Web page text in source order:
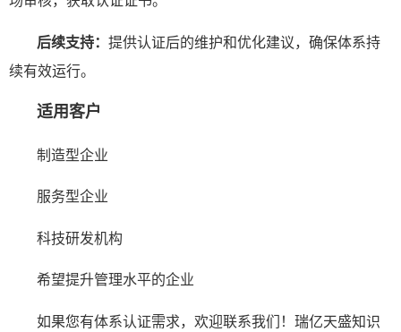
后续支持： 提供认证后的维护和优化建议，确保体系持
续有效运行。
适用客户
制造型企业
服务型企业
科技研发机构
希望提升管理水平的企业
如果您有体系认证需求，欢迎联系我们！瑞亿天盛知识